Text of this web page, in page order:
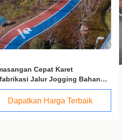
Non-toksik Artificial Grass Infill
Elastic EPDM Crumb Rubber
Lapangan Sepak Bola
Dapatkan Harga Terbaik